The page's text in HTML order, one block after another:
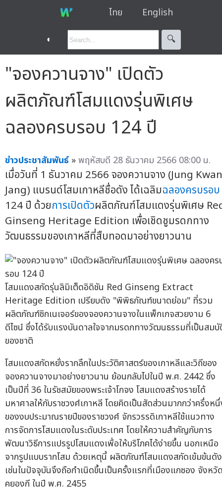
ไทย English
◐ 🔍︎
"จองควานจาง" เปิดตัว
ผลิตภัณฑ์โสมแดงรุ่นพิเศษ
ฉลองครบรอบ 124 ปี
ข่าวประชาสัมพันธ์ »พฤหัสบดี 28 ธันวาคม 2566 08:00 น.
เมื่อวันที่ 1 ธันวาคม 2566 จองควานจาง (Jung Kwan
Jang) แบรนด์โสมเกาหลีชื่อดัง ได้เฉลิมฉลองครบรอบ
124 ปี ด้วยการเปิดตัวผลิตภัณฑ์โสมแดงรุ่นพิเศษ
Ginseng Heritage Edition เพื่อเชิดชูมรดกทาง
วัฒนธรรมของเกาหลีที่สืบทอดมาอย่างยาวนาน
โสมแดงสกัดรุ่นลิมิเต็ดอิดิชัน Red Ginseng Extract
Heritage Edition เปรียบดัง "พิพิธภัณฑ์ขนาดย่อม" ที่รวม
ผลิตภัณฑ์ซิกเนเจอร์ของจองควานจางในแพ็กเกจสวยงาม 6
ดีไซน์ ซึ่งได้รับแรงบันดาลใจจากมรดกทางวัฒนธรรมที่เป็นสม
ของชาติ
โสมแดงสกัดหยั่งรากลึกในประวัติศาสตร์ของเกาหลีและวิถีของ
จองควานจางมาอย่างยาวนาน ย้อนกลับไปในปี พ.ศ. 2442 ซึ่ง
เป็นปีที่ 36 ในรัชสมัยของพระเจ้าโกจง โสมแดงสร้างรายได้
มหาศาลให้กับราชวงศ์เกาหลี โดยคิดเป็นสัดส่วนมากกว่าครึ่งห
ของงบประมาณรายปีของราชวงศ์ จักรวรรดิเกาหลีใช้แนวทาง
การจัดการโสมแดงในระดับประเทศ โดยให้ความสำคัญกับการ
พัฒนาวิธีการแปรรูปโสมแดงเพื่อให้บริโภคได้ง่ายขึ้น นอกเหนือ
จากรูปแบบรากโสม ด้วยเหตุนี้ ผลิตภัณฑ์โสมแดงสกัดเข้มข้นดัง
เช่นในปัจจุบันจึงถือกำเนิดขึ้นเป็นครั้งแรกที่เมืองแกซอง จังหวั
คยองกี ในปี พ.ศ. 2455